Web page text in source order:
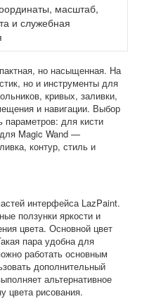
масштаб,
и служебная
но насыщенная. На
но и инструменты для
кривых, заливки,
и навигации. Выбор
для кисти
Magic Wand —
контур, стиль и
интерфейса LazPaint.
ползунки яркости и
цвета. Основной цвет
пара удобна для
работать основным
дополнительный
альтернативное
цвета рисования.